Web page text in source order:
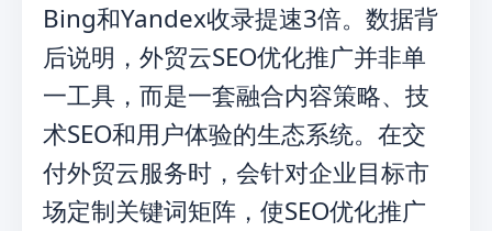
Bing和Yandex收录提速3倍。数据背
后说明，外贸云SEO优化推广并非单
一工具，而是一套融合内容策略、技
术SEO和用户体验的生态系统。在交
付外贸云服务时，会针对企业目标市
场定制关键词矩阵，使SEO优化推广